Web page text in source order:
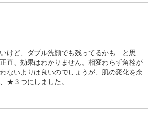
けど、ダブル洗顔でも残ってるかも…と思
直、効果はわかりません。相変わらず角栓が
ないよりは良いのでしょうが、肌の変化を余
★３つにしました。